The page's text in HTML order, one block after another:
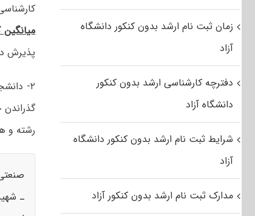
پذیرش
۲-
رشته و
ـ
زمان ثبت نام ارشد بدون کنکور دانشگاه
آزاد
دفترچه کارشناسی ارشد بدون کنکور
دانشگاه آزاد
شرایط ثبت نام ارشد بدون کنکور دانشگاه
آزاد
مدارک ثبت نام ارشد بدون کنکور آزاد